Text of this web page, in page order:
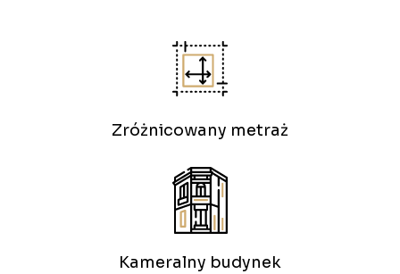
Zróżnicowany metraż
Kameralny budynek